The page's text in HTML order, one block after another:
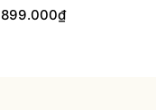
899.000₫